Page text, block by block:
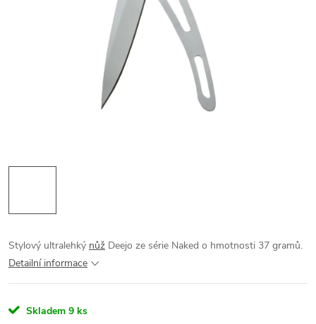
Stylový ultralehký nůž Deejo ze série Naked o hmotnosti 37 gramů.
Detailní informace
Skladem 9 ks